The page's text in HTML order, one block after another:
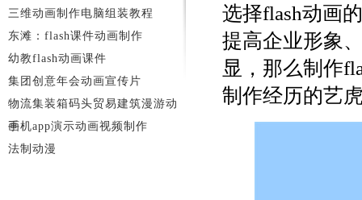
选择flash动画
提高企业形象
显，那么制作
制作经历的艺
三维动画制作电脑组装教程
东滩：flash课件动画制作
幼教flash动画课件
集团创意年会动画宣传片
物流集装箱码头贸易建筑漫游动
画
手机app演示动画视频制作
法制动漫